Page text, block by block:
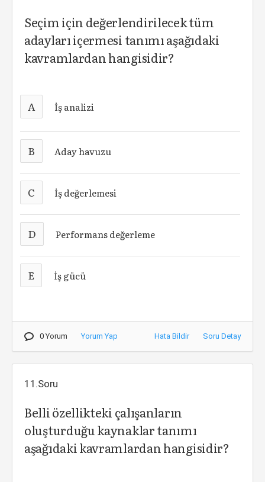
Seçim için değerlendirilecek tüm
adayları içermesi tanımı aşağıdaki
kavramlardan hangisidir?
A İş analizi
B Aday havuzu
C İş değerlemesi
D Performans değerleme
E İş gücü
0 Yorum Yorum Yap Hata Bildir Soru Detay
11.Soru
Belli özellikteki çalışanların
oluşturduğu kaynaklar tanımı
aşağıdaki kavramlardan hangisidir?